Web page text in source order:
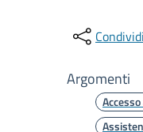
Condividi
Argomenti